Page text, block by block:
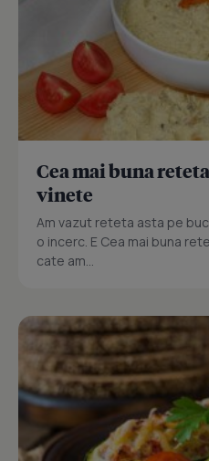
Cea mai buna
vinete
Am vazut reteta asta pe
o incerc. E Cea mai buna
cate am...